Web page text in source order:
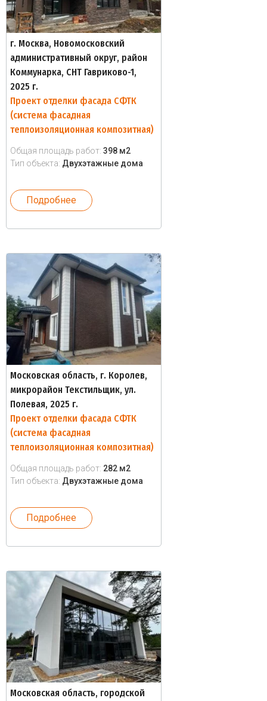
г. Москва, Новомосковский
административный округ, район
Коммунарка, СНТ Гавриково-1,
2025 г.
Проект отделки фасада СФТК
(система фасадная
теплоизоляционная композитная)
Общая площадь работ: 398 м2
Тип объекта: Двухэтажные дома
Подробнее
Московская область, г. Королев,
микрорайон Текстильщик, ул.
Полевая, 2025 г.
Проект отделки фасада СФТК
(система фасадная
теплоизоляционная композитная)
Общая площадь работ: 282 м2
Тип объекта: Двухэтажные дома
Подробнее
Московская область, городской